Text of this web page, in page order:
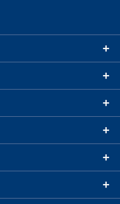
+
+
+
+
+
+